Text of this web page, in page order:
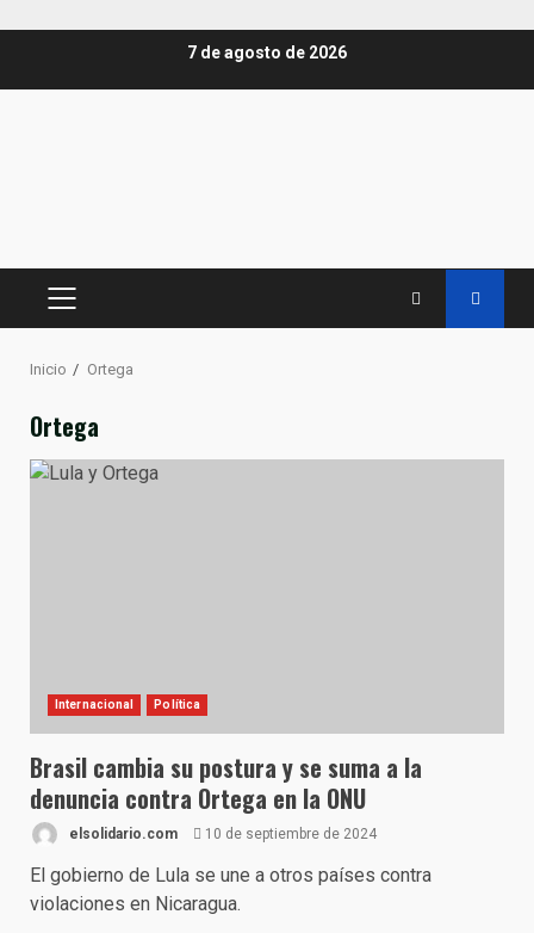
7 de agosto de 2026
MENÚ
Inicio Ortega
Ortega
Internacional Política
Brasil cambia su postura y se suma a la
denuncia contra Ortega en la ONU
elsolidario.com 10 de septiembre de 2024
El gobierno de Lula se une a otros países contra
violaciones en Nicaragua.